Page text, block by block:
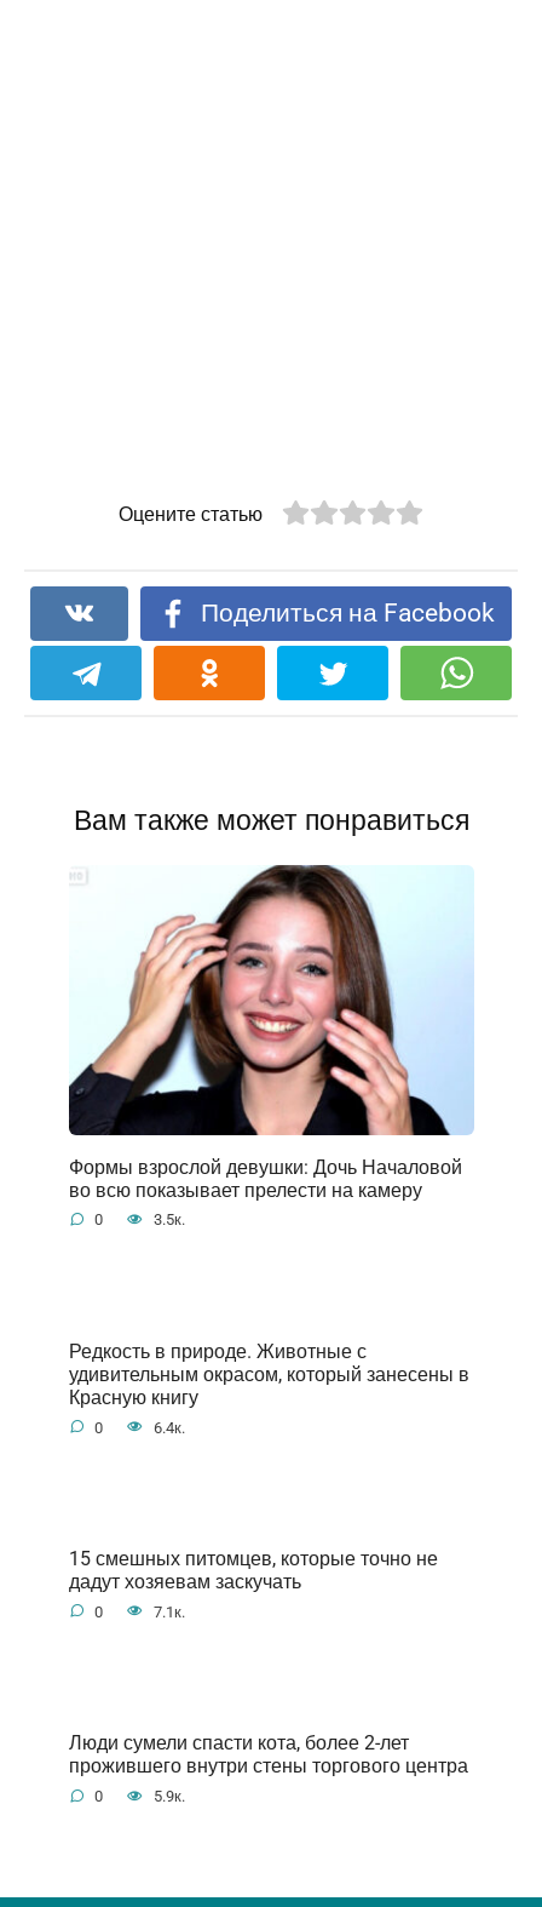
Оцените статью
Поделиться на Facebook
Вам также может понравиться
Формы взрослой девушки: Дочь Началовой
во всю показывает прелести на камеру
0 3.5к.
Редкость в природе. Животные с
удивительным окрасом, который занесены в
Красную книгу
0 6.4к.
15 смешных питомцев, которые точно не
дадут хозяевам заскучать
0 7.1к.
Люди сумели спасти кота, более 2-лет
прожившего внутри стены торгового центра
0 5.9к.